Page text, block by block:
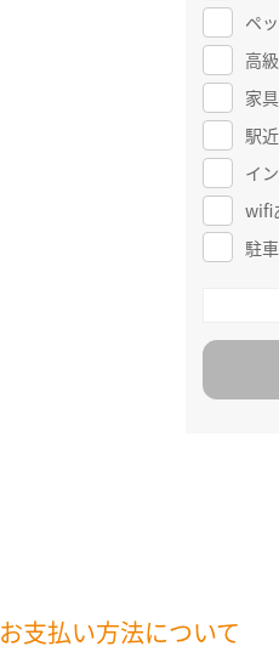
ペ
高
家
駅近
イ
wifi
駐
お支払い方法について